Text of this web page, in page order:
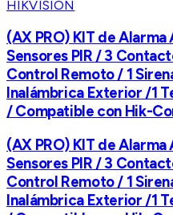
HIKVISION
(AX PRO) KIT de Alarma
Sensores PIR / 3
Control Remoto / 1
Inalámbrica Exterior /1
/ Compatible con Hik-
(AX PRO) KIT de Alarma
Sensores PIR / 3
Control Remoto / 1
Inalámbrica Exterior /1